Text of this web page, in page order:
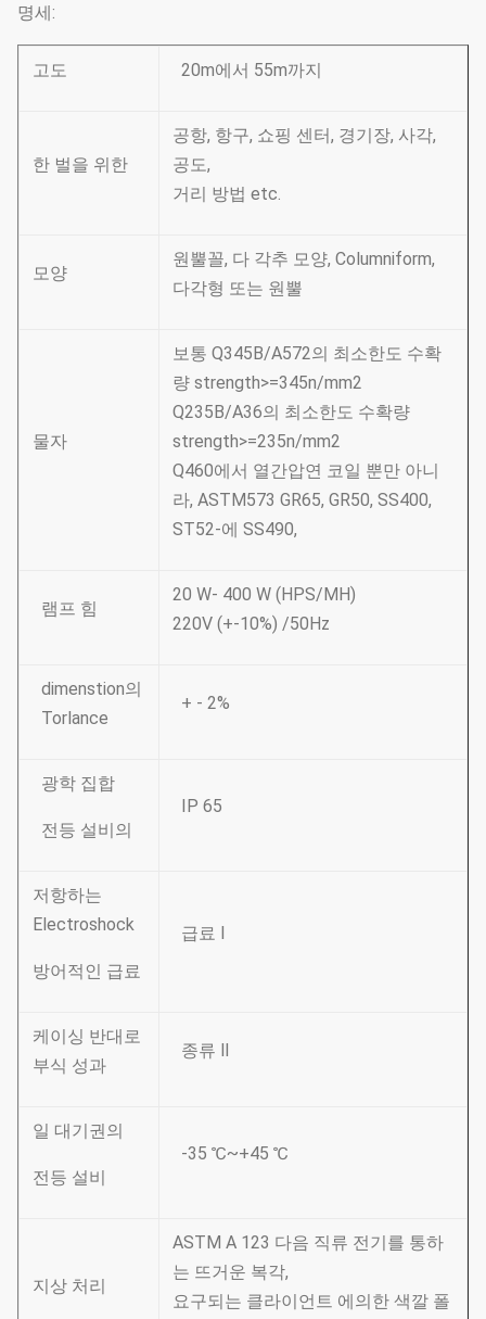
명세:
고도 20m에서 55m까지
한 벌을 위한
공항, 항구, 쇼핑 센터, 경기장, 사각,
공도,
거리 방법 etc.
모양
원뿔꼴, 다 각추 모양, Columniform,
다각형 또는 원뿔
물자
보통 Q345B/A572의 최소한도 수확
량 strength>=345n/mm2
Q235B/A36의 최소한도 수확량
strength>=235n/mm2
Q460에서 열간압연 코일 뿐만 아니
라, ASTM573 GR65, GR50, SS400,
ST52-에 SS490,
램프 힘
20 W- 400 W (HPS/MH)
220V (+-10%) /50Hz
dimenstion의
Torlance
+ - 2%
광학 집합
전등 설비의
IP 65
저항하는
Electroshock
방어적인 급료
급료 Ⅰ
케이싱 반대로
부식 성과
종류 Ⅱ
일 대기권의
전등 설비
-35 ℃~+45 ℃
지상 처리
ASTM A 123 다음 직류 전기를 통하
는 뜨거운 복각,
요구되는 클라이언트 에의한 색깔 폴